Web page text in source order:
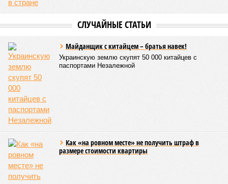
достраиванию объекта распределена. Seven Suns
несостоятельной ещё в 2024 году, бенефициар компании
находится под следствием по ст. 200.3 УК РФ. Достройку
проблемных объектов группы – «Станции Л», «Сказочного
леса» и «В стремлении к свету», согласно информации на
сайтах Capital Group, осенью 2024 г. взяла на себя. Два из
трёх объектов уже сданы или близки к сдаче. Третий –
«Станция Л», крупнейший по числу пострадавших
дольщиков (3908 квартир в пяти корпусах) – по факту
распространяется ли договорённость 2024 года на
«Станцию Л» в полном объёме или приоритет отдан
объектам мешей сложности и меньшего масштаба?